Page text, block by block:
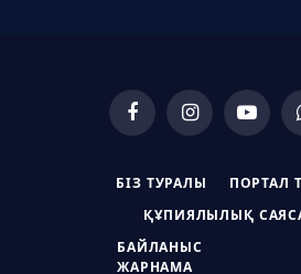
FacebookInstagram
БІЗ ТУРАЛЫ ПОРТАЛ
ҚҰПИЯЛЫЛЫҚ
БАЙЛАНЫС
ЖАРНАМА